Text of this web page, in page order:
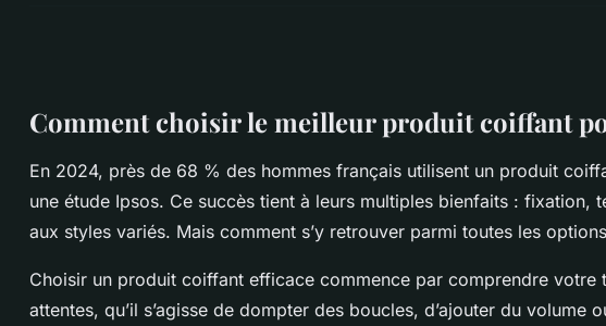
Comment choisir le meilleur produit coiffant
En 2024, près de 68 % des hommes français utilisent un produit
une étude Ipsos. Ce succès tient à leurs multiples bienfaits : fixation,
aux styles variés. Mais comment s’y retrouver parmi toutes les
Choisir un produit coiffant efficace commence par comprendre votre
attentes, qu’il s’agisse de dompter des boucles, d’ajouter du volume